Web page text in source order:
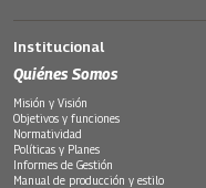
Institucional
Quiénes Somos
Misión y Visión
Objetivos y funciones
Normatividad
Políticas y Planes
Informes de Gestión
Manual de producción y estilo